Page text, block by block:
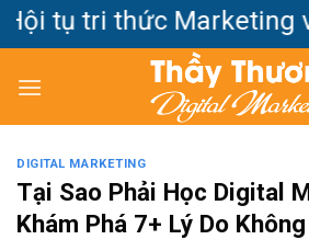
Bỏ
dung
tri thức Marketing và
DIGITAL MARKETING
Tại Sao Phải Học Digital
Khám Phá 7+ Lý Do